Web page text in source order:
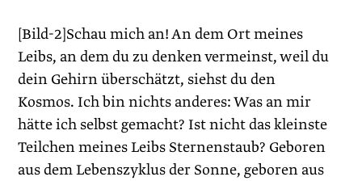
[Bild-2]Schau mich an! An dem Ort meines
Leibs, an dem du zu denken vermeinst, weil du
dein Gehirn überschätzt, siehst du den
Kosmos. Ich bin nichts anderes: Was an mir
hätte ich selbst gemacht? Ist nicht das kleinste
Teilchen meines Leibs Sternenstaub? Geboren
aus dem Lebenszyklus der Sonne, geboren aus